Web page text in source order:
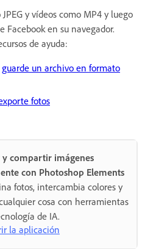
y vídeos como MP4 y luego
Facebook en su navegador.
de ayuda:
guarde un archivo en formato
fotos
y compartir imágenes
con Photoshop Elements
fotos, intercambia colores y
cosa con herramientas
de IA.
la aplicación